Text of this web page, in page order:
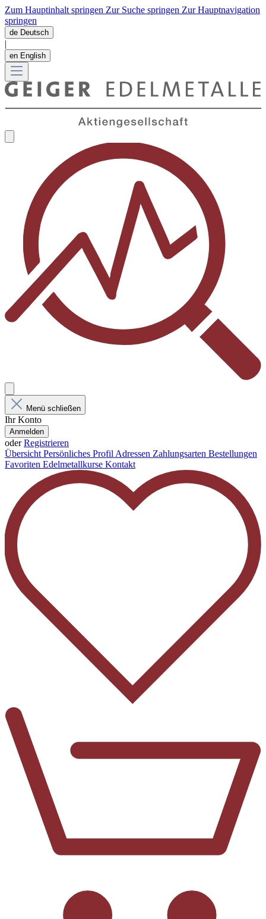
Zum Hauptinhalt springen Zur Suche springen Zur Hauptnavigation
springen
de Deutsch
|
en English
Menü schließen
Ihr Konto
Anmelden
oderRegistrieren
ÜbersichtPersönliches ProfilAdressen Zahlungsarten Bestellungen
Favoriten Edelmetallkurse Kontakt